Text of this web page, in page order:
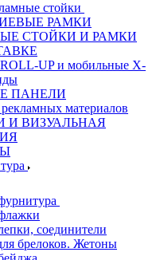
стойки
РАМКИ
СТОЙКИ И РАМКИ
UP и мобильные X-
ПАНЕЛИ
материалов
И ВИЗУАЛЬНАЯ
соединители
брелоков. Жетоны